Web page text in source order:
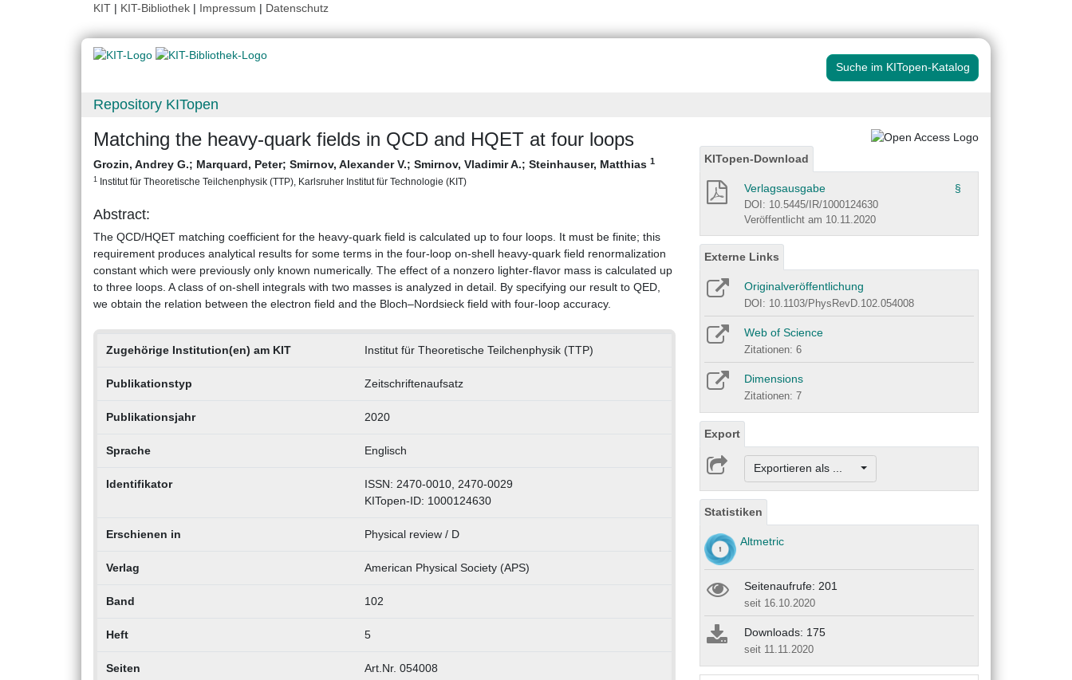
KIT | KIT-Bibliothek | Impressum | Datenschutz
Suche im KITopen-Katalog
Repository KITopen
Matching the heavy-quark fields in QCD and HQET at four loops
Grozin, Andrey G.; Marquard, Peter; Smirnov, Alexander V.; Smirnov, Vladimir A.; Steinhauser, Matthias 1
1 Institut für Theoretische Teilchenphysik (TTP), Karlsruher Institut für Technologie (KIT)
Abstract:
The QCD/HQET matching coefficient for the heavy-quark field is calculated up to four loops. It must be finite; this
requirement produces analytical results for some terms in the four-loop on-shell heavy-quark field renormalization
constant which were previously only known numerically. The effect of a nonzero lighter-flavor mass is calculated up
to three loops. A class of on-shell integrals with two masses is analyzed in detail. By specifying our result to QED,
we obtain the relation between the electron field and the Bloch–Nordsieck field with four-loop accuracy.
Zugehörige Institution(en) am KIT Institut für Theoretische Teilchenphysik (TTP)
Publikationstyp Zeitschriftenaufsatz
Publikationsjahr 2020
Sprache Englisch
Identifikator
ISSN: 2470-0010, 2470-0029
KITopen-ID: 1000124630
Erschienen in Physical review / D
Verlag American Physical Society (APS)
Band 102
Heft 5
Seiten Art.Nr. 054008
KITopen-Download
Verlagsausgabe §
DOI: 10.5445/IR/1000124630
Veröffentlicht am 10.11.2020
Externe Links
Originalveröffentlichung
DOI: 10.1103/PhysRevD.102.054008
Web of Science
Zitationen: 6
Dimensions
Zitationen: 7
Export
Exportieren als ...
Statistiken
Altmetric
Seitenaufrufe: 201
seit 16.10.2020
Downloads: 175
seit 11.11.2020